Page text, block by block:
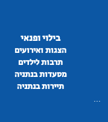
בילוי ופנאי
הצגות ואירועים
תרבות לילדים
מסעדות בנתניה
תיירות בנתניה
...